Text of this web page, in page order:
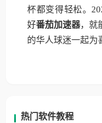
杯都变得轻松。
好番茄加速器，就
的华人球迷一起为
热门软件教程